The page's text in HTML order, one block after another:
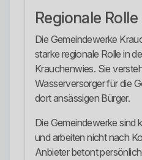
Regionale Rolle
Die Gemeindewerke
starke regionale Rolle in
Krauchenwies. Sie
Wasserversorger für die
dort ansässigen Bürger.
Die Gemeindewerke sind
und arbeiten nicht nach
Anbieter betont